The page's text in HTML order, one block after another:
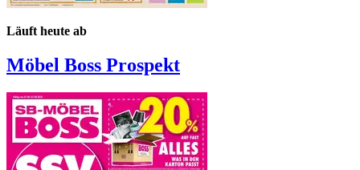
Läuft heute ab
Möbel Boss Prospekt